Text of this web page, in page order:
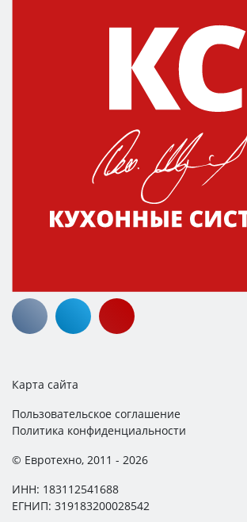
Карта сайта
Пользовательское соглашение
Политика конфиденциальности
© Евротехно, 2011 - 2026
ИНН: 183112541688
ЕГНИП: 319183200028542